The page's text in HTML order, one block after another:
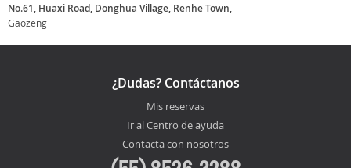
No.61, Huaxi Road, Donghua Village, Renhe Town,
Gaozeng
¿Dudas? Contáctanos
Mis reservas
Ir al Centro de ayuda
Contacta con nosotros